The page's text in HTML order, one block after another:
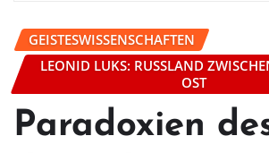
GEISTESWISSENSCHAFTEN
LEONID LUKS: RUSSLAND
OST
Paradoxien